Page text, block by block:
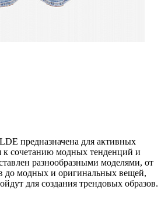
предназначена для активных
сочетанию модных тенденций и
разнообразными моделями, от
до модных и оригинальных вещей,
для создания трендовых образов.